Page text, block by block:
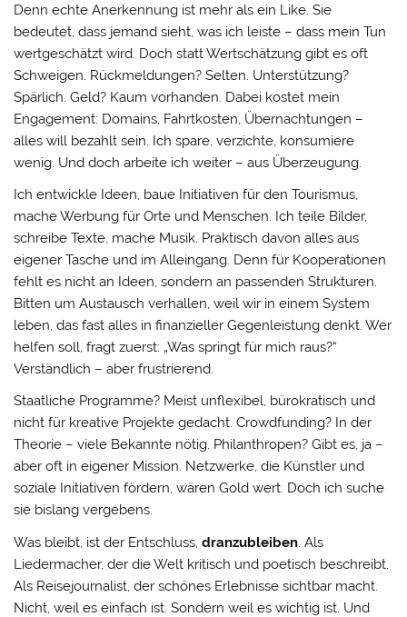
Denn echte Anerkennung ist mehr als ein Like. Sie
bedeutet, dass jemand sieht, was ich leiste – dass mein Tun
wertgeschätzt wird. Doch statt Wertschätzung gibt es oft
Schweigen. Rückmeldungen? Selten. Unterstützung?
Spärlich. Geld? Kaum vorhanden. Dabei kostet mein
Engagement: Domains, Fahrtkosten, Übernachtungen –
alles will bezahlt sein. Ich spare, verzichte, konsumiere
wenig. Und doch arbeite ich weiter – aus Überzeugung.
Ich entwickle Ideen, baue Initiativen für den Tourismus,
mache Werbung für Orte und Menschen. Ich teile Bilder,
schreibe Texte, mache Musik. Praktisch davon alles aus
eigener Tasche und im Alleingang. Denn für Kooperationen
fehlt es nicht an Ideen, sondern an passenden Strukturen.
Bitten um Austausch verhallen, weil wir in einem System
leben, das fast alles in finanzieller Gegenleistung denkt. Wer
helfen soll, fragt zuerst: „Was springt für mich raus?“
Verständlich – aber frustrierend.
Staatliche Programme? Meist unflexibel, bürokratisch und
nicht für kreative Projekte gedacht. Crowdfunding? In der
Theorie – viele Bekannte nötig. Philanthropen? Gibt es, ja –
aber oft in eigener Mission. Netzwerke, die Künstler und
soziale Initiativen fördern, wären Gold wert. Doch ich suche
sie bislang vergebens.
Was bleibt, ist der Entschluss,dranzubleiben. Als
Liedermacher, der die Welt kritisch und poetisch beschreibt.
Als Reisejournalist, der schönes Erlebnisse sichtbar macht.
Nicht, weil es einfach ist. Sondern weil es wichtig ist. Und